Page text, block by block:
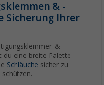
& -
Sicherung Ihrer
& -
du eine breite Palette
Schläuche sicher zu
schützen.